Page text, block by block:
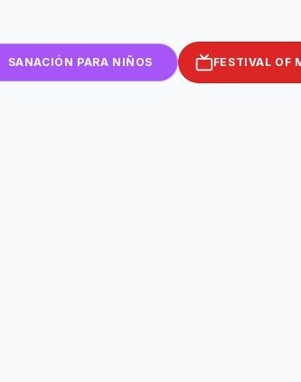
SANACIÓN PARA NIÑOS FESTIVAL OF